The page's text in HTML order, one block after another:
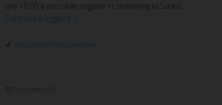
ore 18.00 è possibile seguire in streaming la Santa …
Continua a leggere Chiusura
curia
»
curia diocesi Foligno vescovile
30 GENNAIO 2019